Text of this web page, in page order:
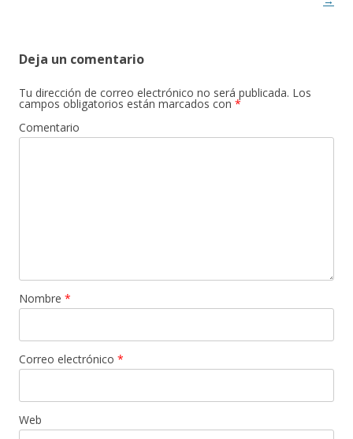
Deja un comentario
Tu dirección de correo electrónico no será publicada. Los
campos obligatorios están marcados con *
Comentario
Nombre *
Correo electrónico *
Web